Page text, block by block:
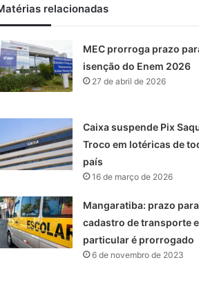
relacionadas
MEC prorroga prazo
isenção do Enem 2026
27 de abril de 2026
Caixa suspende Pix
Troco em lotéricas de
país
16 de março de 2026
Mangaratiba: prazo para
cadastro de transporte
particular é prorrogado
6 de novembro de 2023